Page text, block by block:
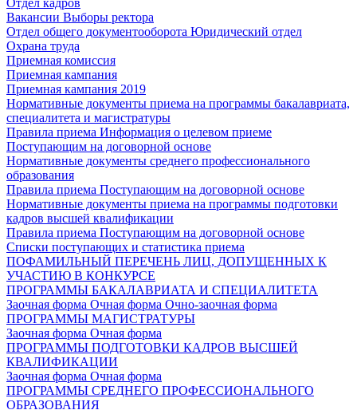
Вакансии Выборы ректора
Отдел общего документооборота Юридический отдел
Охрана труда
Приемная комиссия
Приемная кампания
Приемная кампания 2019
Нормативные документы приема на программы бакалавриата,
специалитета и магистратуры
Правила приема Информация о целевом приеме
Поступающим на договорной основе
Нормативные документы среднего профессионального
образования
Правила приема Поступающим на договорной основе
Нормативные документы приема на программы подготовки
кадров высшей квалификации
Правила приема Поступающим на договорной основе
Списки поступающих и статистика приема
ПОФАМИЛЬНЫЙ ПЕРЕЧЕНЬ ЛИЦ, ДОПУЩЕННЫХ К
УЧАСТИЮ В КОНКУРСЕ
ПРОГРАММЫ БАКАЛАВРИАТА И СПЕЦИАЛИТЕТА
Заочная форма Очная форма Очно-заочная форма
ПРОГРАММЫ МАГИСТРАТУРЫ
Заочная форма Очная форма
ПРОГРАММЫ ПОДГОТОВКИ КАДРОВ ВЫСШЕЙ
КВАЛИФИКАЦИИ
Заочная форма Очная форма
ПРОГРАММЫ СРЕДНЕГО ПРОФЕССИОНАЛЬНОГО
ОБРАЗОВАНИЯ